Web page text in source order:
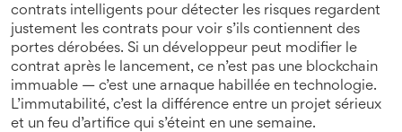
contrats intelligents pour détecter les risques regardent
justement les contrats pour voir s’ils contiennent des
portes dérobées. Si un développeur peut modifier le
contrat après le lancement, ce n’est pas une blockchain
immuable — c’est une arnaque habillée en technologie.
L’immutabilité, c’est la différence entre un projet sérieux
et un feu d’artifice qui s’éteint en une semaine.